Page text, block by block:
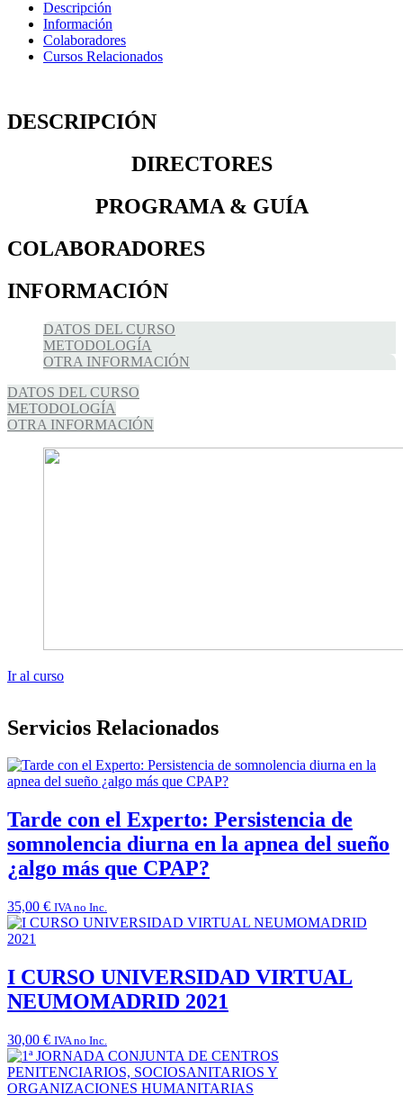
Descripción
Información
Colaboradores
Cursos Relacionados
DESCRIPCIÓN
DIRECTORES
PROGRAMA & GUÍA
COLABORADORES
INFORMACIÓN
DATOS DEL CURSO
METODOLOGÍA
OTRA INFORMACIÓN
DATOS DEL CURSO
METODOLOGÍA
OTRA INFORMACIÓN
Ir al curso
Servicios Relacionados
Tarde con el Experto: Persistencia de
somnolencia diurna en la apnea del sueño
¿algo más que CPAP?
35,00 € IVA no Inc.
I CURSO UNIVERSIDAD VIRTUAL
NEUMOMADRID 2021
30,00 € IVA no Inc.